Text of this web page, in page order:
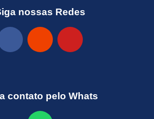
nossas Redes
contato pelo Whats